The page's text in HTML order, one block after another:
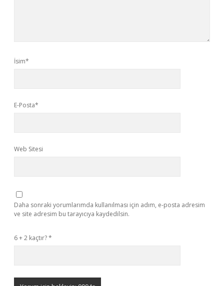
İsim*
E-Posta*
Web Sitesi
Daha sonraki yorumlarımda kullanılması için adım, e-posta adresim
ve site adresim bu tarayıcıya kaydedilsin.
6 + 2 kaçtır?*